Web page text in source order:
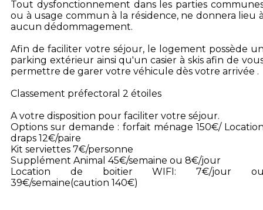
Tout dysfonctionnement dans les parties
ou à usage commun à la résidence, ne donnera lieu
aucun dédommagement.
Afin de faciliter votre séjour, le logement possède
parking extérieur ainsi qu'un casier à skis afin de
permettre de garer votre véhicule dès votre arrivée .
Classement préfectoral 2 étoiles
A votre disposition pour faciliter votre séjour.
Options sur demande : forfait ménage 150€/
draps 12€/paire
Kit serviettes 7€/personne
Supplément Animal 45€/semaine ou 8€/jour
Location de boitier WIFI: 7€/jour
39€/semaine(caution 140€)